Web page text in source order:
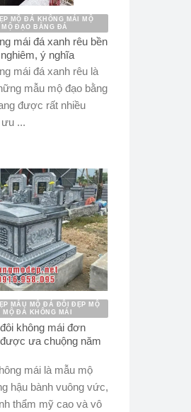
MỘ ĐÁ KHÔNG MÁI MỘ
ĐẠO BẰNG ĐÁ
mái đá xanh rêu bền
ý nghĩa
mái đá xanh rêu là
mẫu mộ đạo bằng
được rất nhiều
...
MẪU MỘ ĐÁ ĐÔI ĐẸP MỘ
ĐÁ KHÔNG MÁI
không mái đơn
ưa chuộng năm
mái là mẫu mộ
hậu bành vuông vức,
thẩm mỹ cao và vô